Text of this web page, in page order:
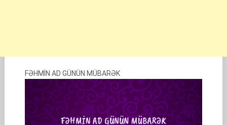
FƏHMİN AD GÜNÜN MÜBARƏK